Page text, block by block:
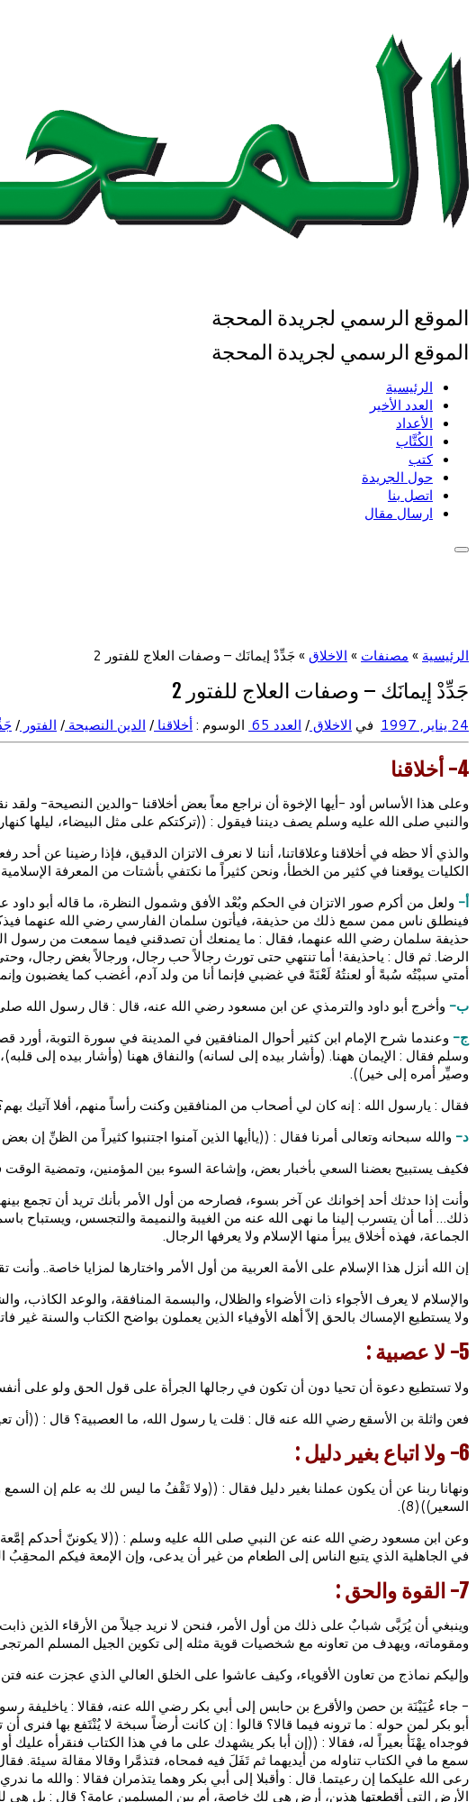
الموقع الرسمي لجريدة المحجة
الموقع الرسمي لجريدة المحجة
الرئيسية
العدد الأخير
الأعداد
الكُتَّاب
كتب
حول الجريدة
اتصل بنا
ارسال مقال
الرئيسية » مصنفات » الاخلاق»جَدِّدْ إيمانَك – وصفات العلاج للفتور 2
جَدِّدْ إيمانَك – وصفات العلاج للفتور 2
24 يناير, 1997 في الاخلاق/ العدد 65 الوسوم :أخلاقنا / الدين النصيحة / الفتور /
4- أخلاقنا
وعلى هذا الأساس أود -أيها الإخوة أن نراجع معاً بعض أخلاقنا -والدين النصيحة-
والنبي صلى الله عليه وسلم يصف ديننا فيقول : ((تركتكم على مثل البيضاء، ليلها
والذي ألا حظه في أخلاقنا وعلاقاتنا، أننا لا نعرف الاتزان الدقيق، فإذا رضينا عن
الكليات يوقعنا في كثير من الخطأ، ونحن كثيراً ما نكتفي بأشتات من المعرفة
أ- ولعل من أكرم صور الاتزان في الحكم وبُعْد الأفق وشمول النظرة، ما قاله أبو
فينطلق ناس ممن سمع ذلك من حذيفة، فيأتون سلمان الفارسي رضي الله عنهما
حذيفة سلمان رضي الله عنهما، فقال : ما يمنعك أن تصدقني فيما سمعت من
الرضا. ثم قال : ياحذيفة! أما تنتهي حتى تورث رجالاً حب رجال، ورجالاً بغض رجال،
أمتي سببْتُه سُبةً أو لعنتُهُ لَعْنَةً في غضبي فإنما أنا من ولد آدم، أغضب كما يغضبون
ب- وأخرج أبو داود والترمذي عن ابن مسعود رضي الله عنه، قال : قال رسول الله
ج- وعندما شرح الإمام ابن كثير أحوال المنافقين في المدينة في سورة التوبة،
وسلم فقال : الإيمان ههنا. (وأشار بيده إلى لسانه) والنفاق ههنا (وأشار بيده إلى
وصيِّر أمره إلى خير)).
فقال : يارسول الله : إنه كان لي أصحاب من المنافقين وكنت رأساً منهم، أفلا آتيك
د- والله سبحانه وتعالى أمرنا فقال : ((ياأيها الذين آمنوا اجتنبوا كثيراً من الظنِّ
فكيف يستبيح بعضنا السعي بأخبار بعض، وإشاعة السوء بين المؤمنين، وتمضية
وأنت إذا حدثك أحد إخوانك عن آخر بسوء، فصارحه من أول الأمر بأنك تريد أن تجمع
ذلك… أما أن يتسرب إلينا ما نهى الله عنه من الغيبة والنميمة والتجسس،
الجماعة، فهذه أخلاق يبرأ منها الإسلام ولا يعرفها الرجال.
إن الله أنزل هذا الإسلام على الأمة العربية من أول الأمر واختارها لمزايا
والإسلام لا يعرف الأجواء ذات الأضواء والظلال، والبسمة المنافقة، والوعد
ولا يستطيع الإمساك بالحق إلاّ أهله الأوفياء الذين يعملون بواضح الكتاب والسنة غير
5- لا عصبية :
ولا تستطيع دعوة أن تحيا دون أن تكون في رجالها الجرأة على قول الحق ولو على
فعن واثلة بن الأسقع رضي الله عنه قال : قلت يا رسول الله، ما العصبية؟ قال : ((أن تعين قومك على
6- ولا اتباع بغير دليل :
السعير))(8).
في الجاهلية الذي يتبع الناس إلى الطعام من غير أن يدعى، وإن الإمعة فيكم المحقِبُ
7- القوة والحق :
وينبغي أن يُرَبَّى شبابٌ على ذلك من أول الأمر، فنحن لا نريد جيلاً من الأرقاء الذين
ومقوماته، ويهدف من تعاونه مع شخصيات قوية مثله إلى تكوين الجيل المسلم المرتجى
وإليكم نماذج من تعاون الأقوياء، وكيف عاشوا على الخلق العالي الذي عجزت عنه فتن
- جاء عُيَيْنَة بن حصن والأقرع بن حابس إلى أبي بكر رضي الله عنه، فقالا : ياخليفة رسول
أبو بكر لمن حوله : ما ترونه فيما قالا؟ قالوا : إن كانت أرضاً سبخة لا يُنْتَفع بها
فوجداه يهْنَأ بعيراً له، فقالا : ((إن أبا بكر يشهدك على ما في هذا الكتاب فنقرأه عليك
سمع ما في الكتاب تناوله من أيديهما ثم تَفَلَ فيه فمحاه، فتذمَّرا وقالا مقالة سيئة.
رعى الله عليكما إن رعيتما. قال : وأقبلا إلى أبي بكر وهما يتذمران فقالا :
الأرض التي أقطعتها هذين، أرض هي لك خاصة، أم بين المسلمين عامة؟ قال : بل